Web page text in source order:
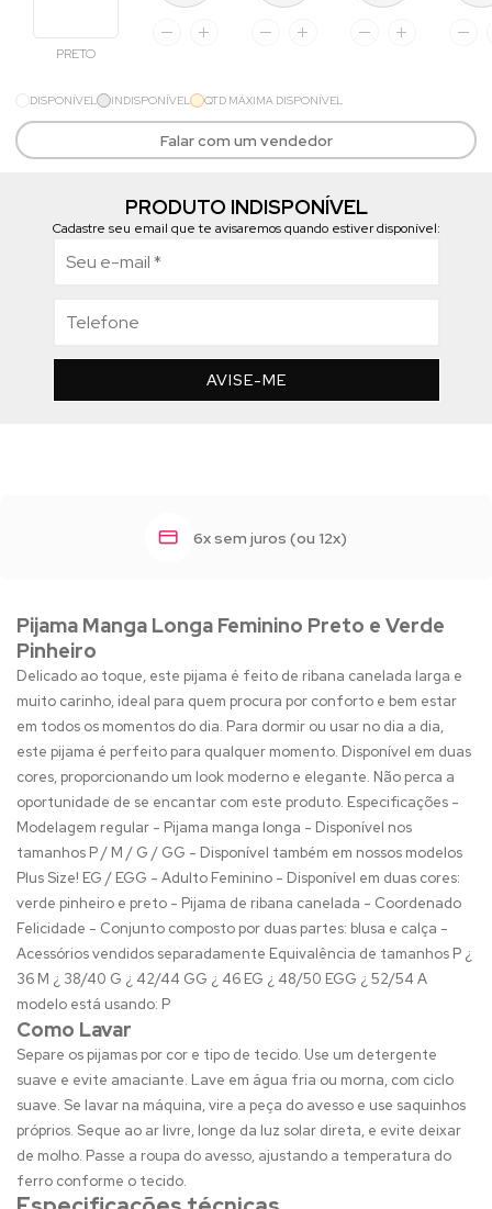
PRETO
DISPONÍVEL INDISPONÍVEL QTD MÁXIMA DISPONÍVEL
Falar com um vendedor
PRODUTO INDISPONÍVEL
Cadastre seu email que te avisaremos quando estiver disponível:
AVISE-ME
6x sem juros (ou 12x)
Pijama Manga Longa Feminino Preto e Verde
Pinheiro
Delicado ao toque, este pijama é feito de ribana canelada larga e
muito carinho, ideal para quem procura por conforto e bem estar
em todos os momentos do dia. Para dormir ou usar no dia a dia,
este pijama é perfeito para qualquer momento. Disponível em duas
cores, proporcionando um look moderno e elegante. Não perca a
oportunidade de se encantar com este produto. Especificações -
Modelagem regular - Pijama manga longa - Disponível nos
tamanhos P / M / G / GG - Disponível também em nossos modelos
Plus Size! EG / EGG - Adulto Feminino - Disponível em duas cores:
verde pinheiro e preto - Pijama de ribana canelada - Coordenado
Felicidade - Conjunto composto por duas partes: blusa e calça -
Acessórios vendidos separadamente Equivalência de tamanhos P ¿
36 M ¿ 38/40 G ¿ 42/44 GG ¿ 46 EG ¿ 48/50 EGG ¿ 52/54 A
modelo está usando: P
Como Lavar
Separe os pijamas por cor e tipo de tecido. Use um detergente
suave e evite amaciante. Lave em água fria ou morna, com ciclo
suave. Se lavar na máquina, vire a peça do avesso e use saquinhos
próprios. Seque ao ar livre, longe da luz solar direta, e evite deixar
de molho. Passe a roupa do avesso, ajustando a temperatura do
ferro conforme o tecido.